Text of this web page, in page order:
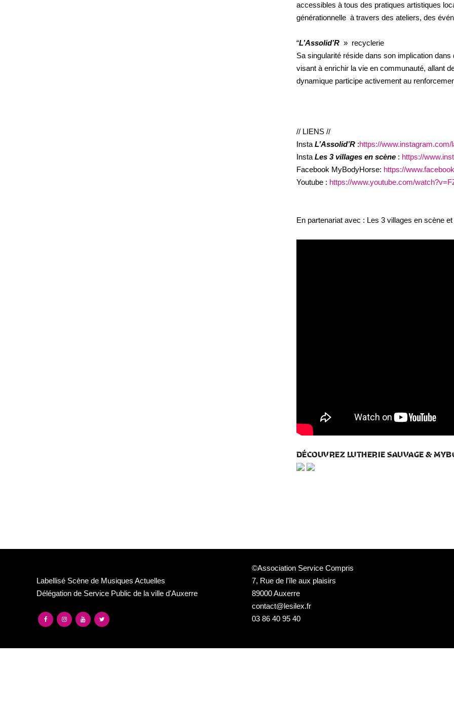
accessibles à tous des pratiques artistiques
générationnelle à travers des ateliers, des
“L’Assolid’R » recyclerie
Sa singularité réside dans son implication
visant à enrichir la vie en communauté, allant
dynamique participe activement au
// LIENS //
Insta L’Assolid’R :https://www.instagram.com/
Insta Les 3 villages en scène: https://
Facebook MyBodyHorse: https://
Youtube : https://www.youtube.com/
En partenariat avec : Les 3 villages en scène et
DÉCOUVREZ LUTHERIE SAUVAGE &
Labellisé Scène de Musiques Actuelles
Délégation de Service Public de la ville d'Auxerre
©Association Service Compris
7, Rue de l'île aux plaisirs
89000 Auxerre
contact@lesilex.fr
03 86 40 95 40
NEWSLETTER DE LA PROGRAMMATION